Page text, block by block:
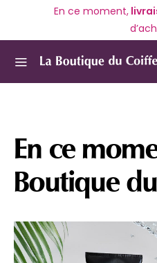
En ce moment,
En ce
Boutique